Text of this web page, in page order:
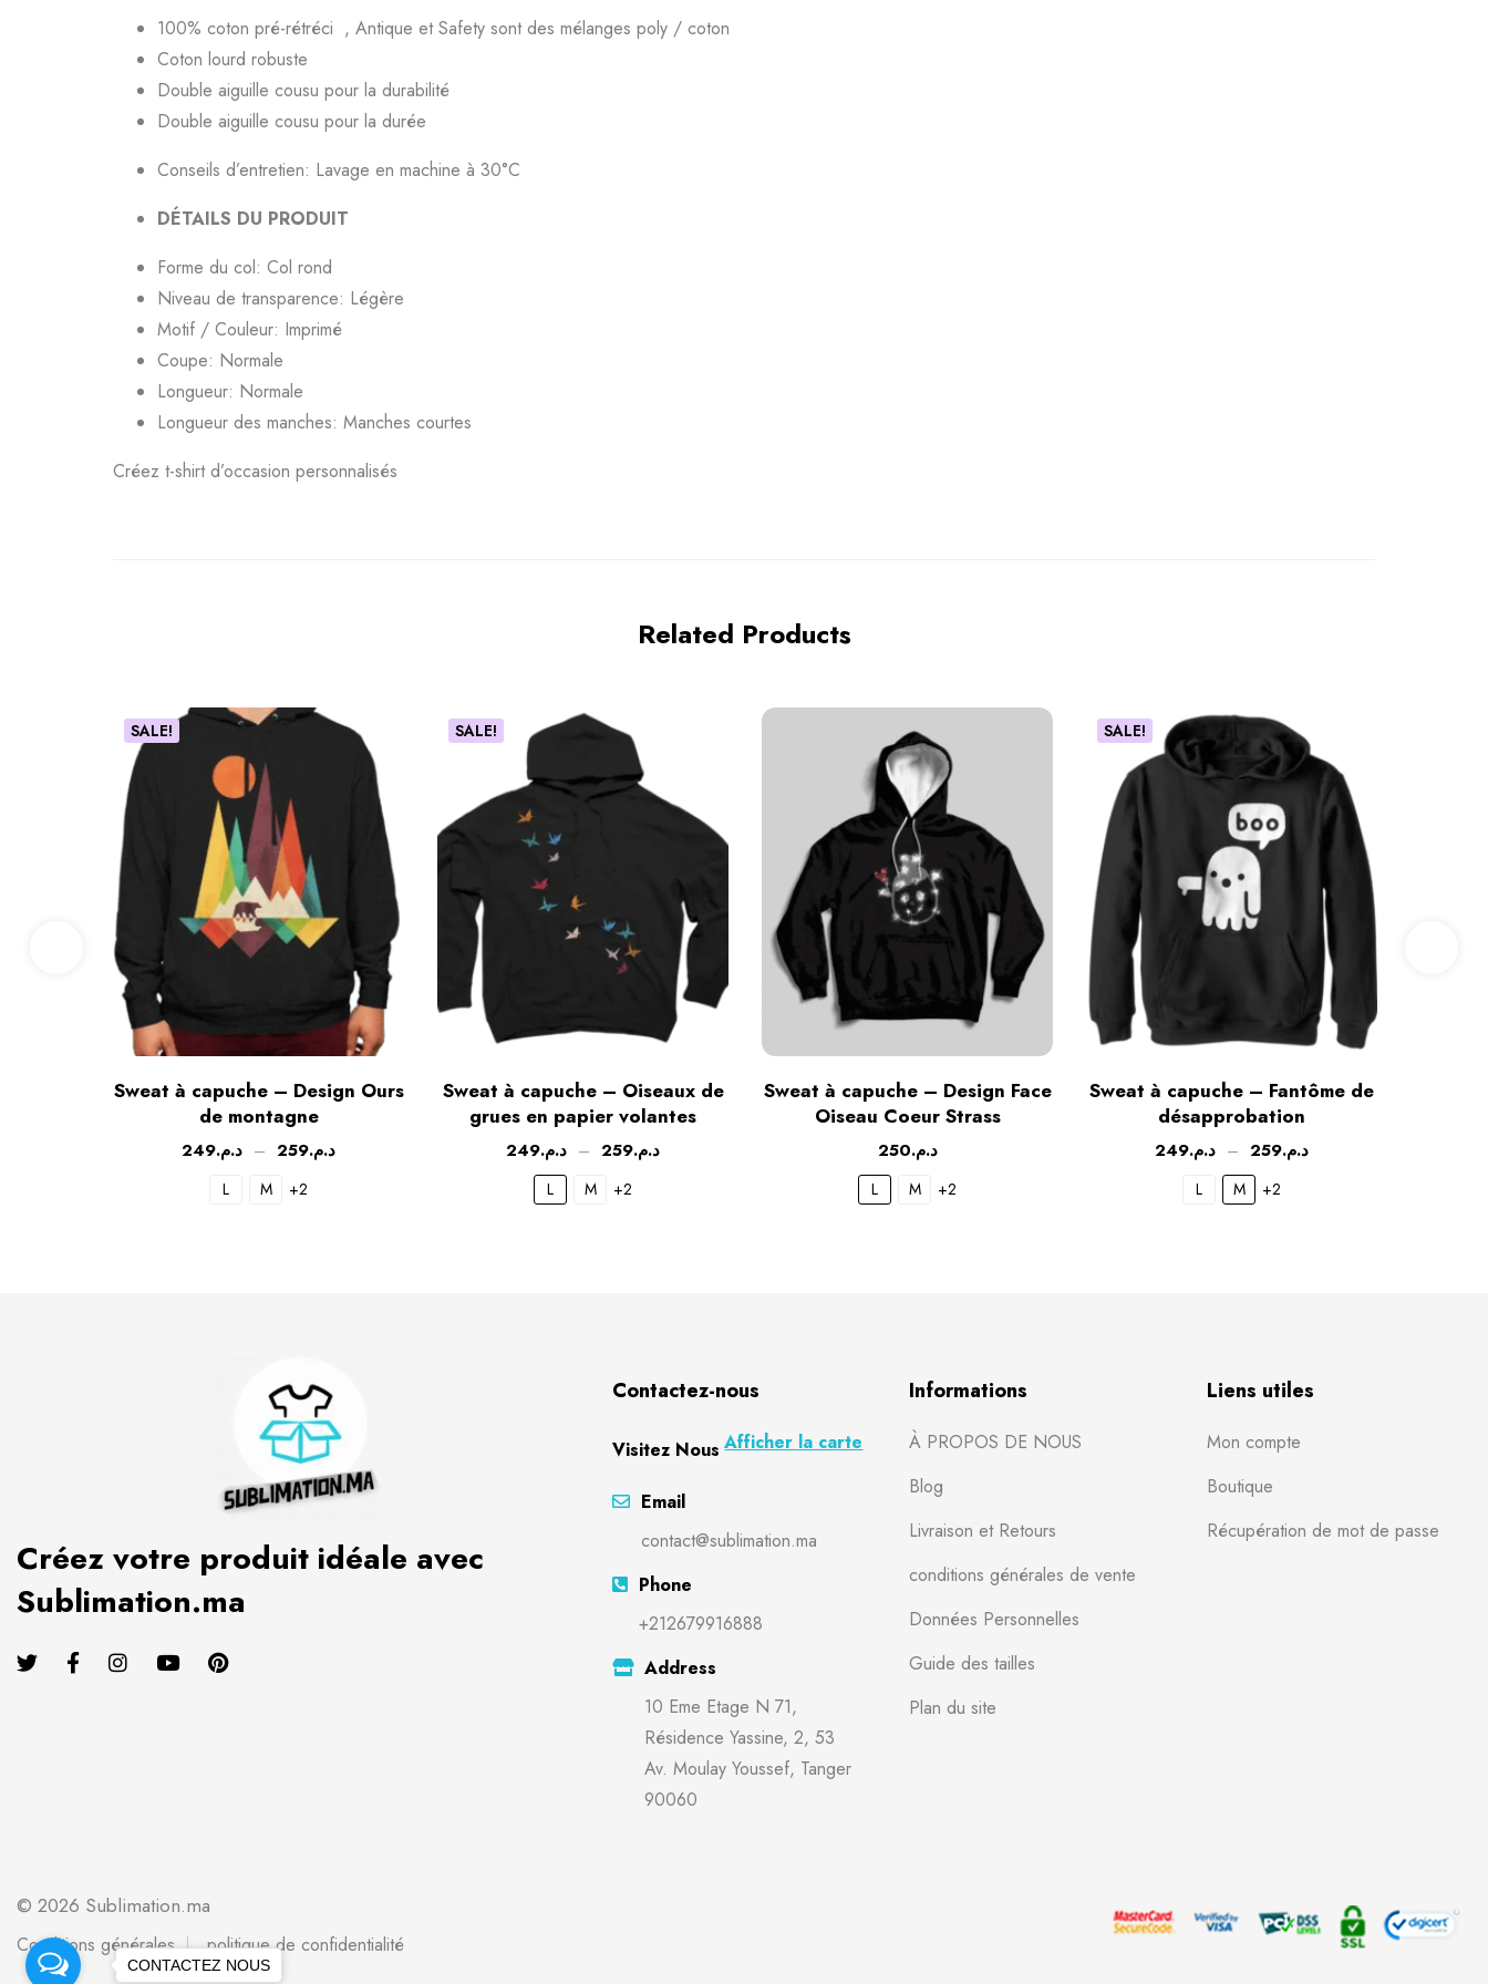
100% coton pré-rétréci , Antique et Safety sont des mélanges poly / coton
Coton lourd robuste
Double aiguille cousu pour la durabilité
Double aiguille cousu pour la durée
Conseils d’entretien: Lavage en machine à 30°C
DÉTAILS DU PRODUIT
Forme du col: Col rond
Niveau de transparence: Légère
Motif / Couleur: Imprimé
Coupe: Normale
Longueur: Normale
Longueur des manches: Manches courtes
Créez t-shirt d’occasion personnalisés
Related Products
SALE!
Sweat à capuche – Design Ours
de montagne
د.م.249 – د.م.259
L M +2
SALE!
Sweat à capuche – Oiseaux de
grues en papier volantes
د.م.249 – د.م.259
L M +2
Sweat à capuche – Design Face
Oiseau Coeur Strass
د.م.250
L M +2
SALE!
Sweat à capuche – Fantôme de
désapprobation
د.م.249 – د.م.259
L M +2
Créez votre produit idéale avec
Sublimation.ma
Contactez-nous
Visitez Nous Afficher la carte
Email
contact@sublimation.ma
Phone
+212679916888
Address
10 Eme Etage N 71,
Résidence Yassine, 2, 53
Av. Moulay Youssef, Tanger
90060
Informations
À PROPOS DE NOUS
Blog
Livraison et Retours
conditions générales de vente
Données Personnelles
Guide des tailles
Plan du site
Liens utiles
Mon compte
Boutique
Récupération de mot de passe
© 2026 Sublimation.ma
Conditions générales politique de confidentialité
CONTACTEZ NOUS